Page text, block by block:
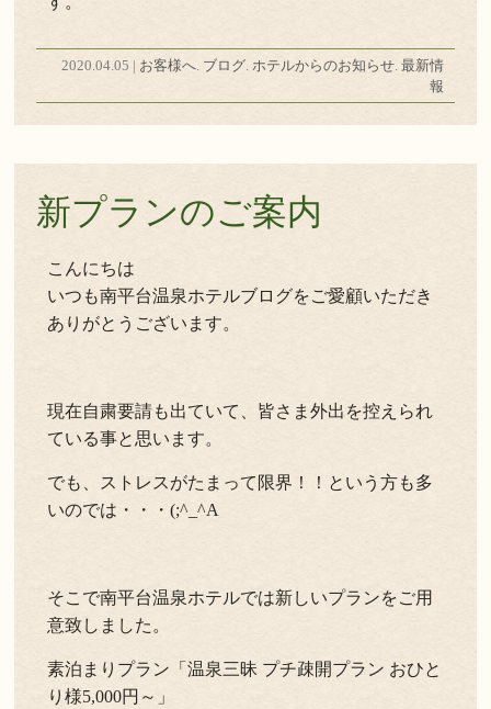
2020.04.05 | お客様へ. ブログ. ホテルからのお知らせ. 最新情
報
新プランのご案内
こんにちは
いつも南平台温泉ホテルブログをご愛顧いただき
ありがとうございます。
現在自粛要請も出ていて、皆さま外出を控えられ
ている事と思います。
でも、ストレスがたまって限界！！という方も多
いのでは・・・(;^_^A
そこで南平台温泉ホテルでは新しいプランをご用
意致しました。
素泊まりプラン「温泉三昧 プチ疎開プラン おひと
り様5,000円～」